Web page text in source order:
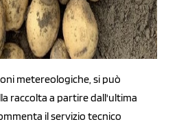
metereologiche, si può
raccolta a partire dall'ultima
il servizio tecnico